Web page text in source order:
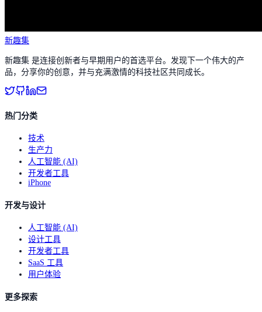
新趣集
新趣集 是连接创新者与早期用户的首选平台。发现下一个伟大的产
品，分享你的创意，并与充满激情的科技社区共同成长。
热门分类
技术
生产力
人工智能 (AI)
开发者工具
iPhone
开发与设计
人工智能 (AI)
设计工具
开发者工具
SaaS 工具
用户体验
更多探索